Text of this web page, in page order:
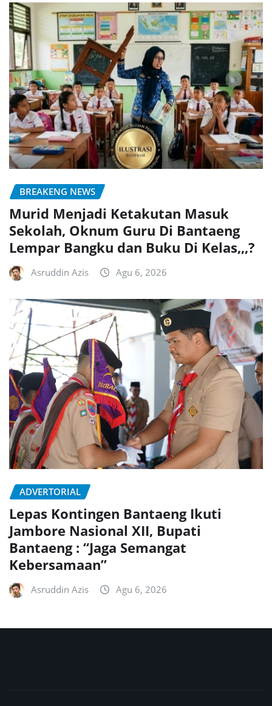
BREAKENG NEWS
Murid Menjadi Ketakutan Masuk
Sekolah, Oknum Guru Di Bantaeng
Lempar Bangku dan Buku Di Kelas,,,?
Asruddin Azis Agu 6, 2026
ADVERTORIAL
Lepas Kontingen Bantaeng Ikuti
Jambore Nasional XII, Bupati
Bantaeng : “Jaga Semangat
Kebersamaan”
Asruddin Azis Agu 6, 2026